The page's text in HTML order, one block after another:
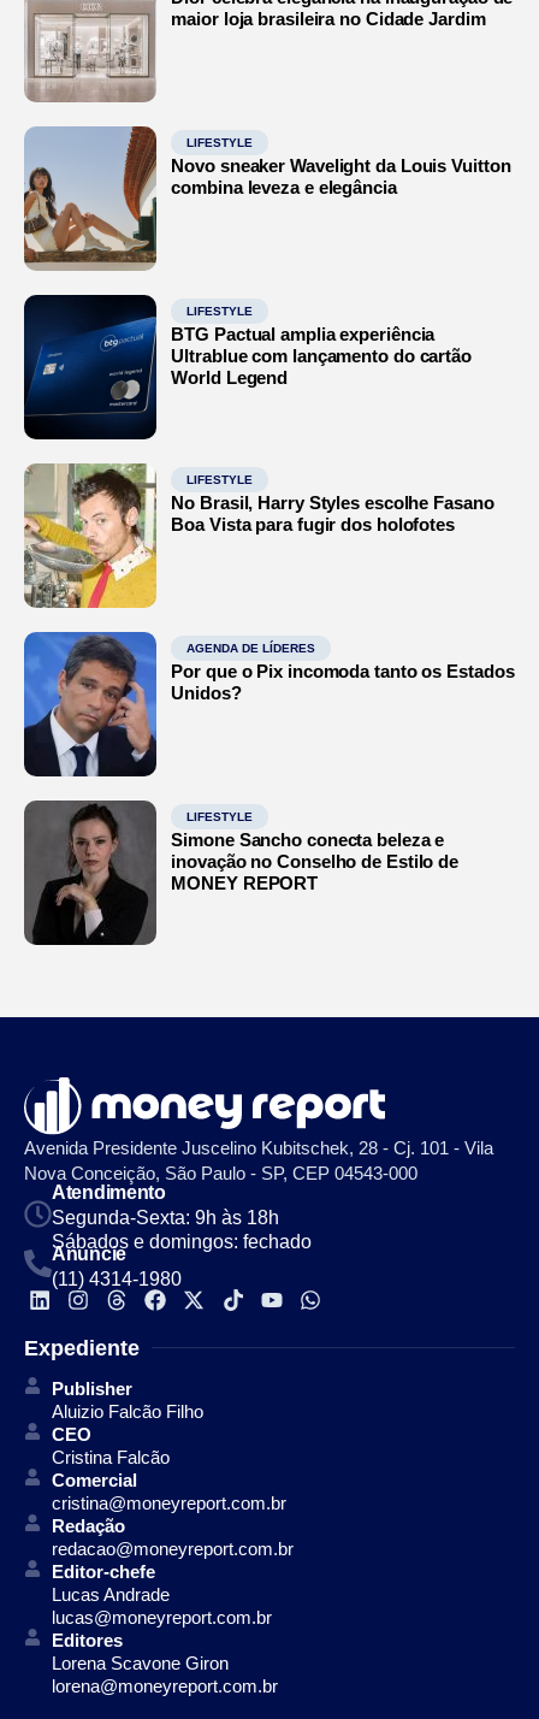
maior loja brasileira no Cidade Jardim
LIFESTYLE
Novo sneaker Wavelight da Louis Vuitton
combina leveza e elegância
LIFESTYLE
BTG Pactual amplia experiência
Ultrablue com lançamento do cartão
World Legend
LIFESTYLE
No Brasil, Harry Styles escolhe Fasano
Boa Vista para fugir dos holofotes
AGENDA DE LÍDERES
Por que o Pix incomoda tanto os Estados
Unidos?
LIFESTYLE
Simone Sancho conecta beleza e
inovação no Conselho de Estilo de
MONEY REPORT
Avenida Presidente Juscelino Kubitschek, 28 - Cj. 101 - Vila
Nova Conceição, São Paulo - SP, CEP 04543-000
Atendimento
Segunda-Sexta: 9h às 18h
Sábados e domingos: fechado
Anuncie
(11) 4314-1980
Expediente
Publisher
Aluizio Falcão Filho
CEO
Cristina Falcão
Comercial
cristina@moneyreport.com.br
Redação
redacao@moneyreport.com.br
Editor-chefe
Lucas Andrade
lucas@moneyreport.com.br
Editores
Lorena Scavone Giron
lorena@moneyreport.com.br